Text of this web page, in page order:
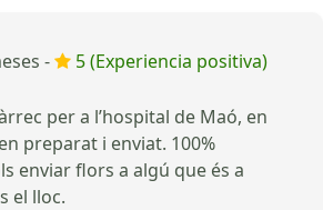
-
5 (Experiencia positiva)
per a l’hospital de Maó, en
preparat i enviat. 100%
enviar flors a algú que és a
el lloc.